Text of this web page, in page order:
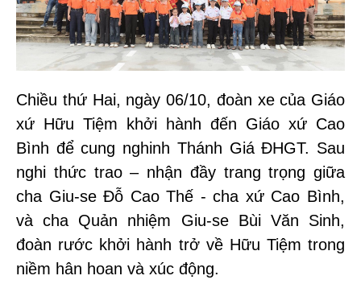
Chiều thứ Hai, ngày 06/10, đoàn xe của Giáo
xứ Hữu Tiệm khởi hành đến Giáo xứ Cao
Bình để cung nghinh Thánh Giá ĐHGT. Sau
nghi thức trao – nhận đầy trang trọng giữa
cha Giu-se Đỗ Cao Thế - cha xứ Cao Bình,
và cha Quản nhiệm Giu-se Bùi Văn Sinh,
đoàn rước khởi hành trở về Hữu Tiệm trong
niềm hân hoan và xúc động.